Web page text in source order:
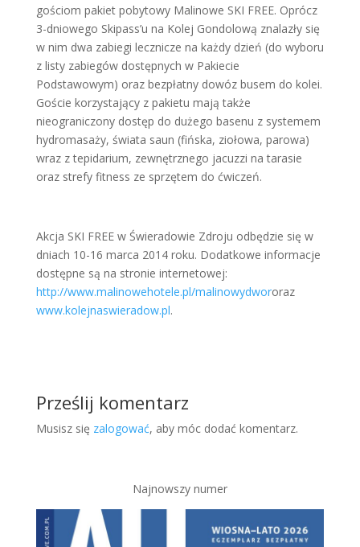
gościom pakiet pobytowy Malinowe SKI FREE. Oprócz
3-dniowego Skipass’u na Kolej Gondolową znalazły się
w nim dwa zabiegi lecznicze na każdy dzień (do wyboru
z listy zabiegów dostępnych w Pakiecie
Podstawowym) oraz bezpłatny dowóz busem do kolei.
Goście korzystający z pakietu mają także
nieograniczony dostęp do dużego basenu z systemem
hydromasaży, świata saun (fińska, ziołowa, parowa)
wraz z tepidarium, zewnętrznego jacuzzi na tarasie
oraz strefy fitness ze sprzętem do ćwiczeń.
Akcja SKI FREE w Świeradowie Zdroju odbędzie się w
dniach 10-16 marca 2014 roku. Dodatkowe informacje
dostępne są na stronie internetowej:
http://www.malinowehotele.pl/malinowydwororaz
www.kolejnaswieradow.pl.
Prześlij komentarz
Musisz się zalogować, aby móc dodać komentarz.
Najnowszy numer